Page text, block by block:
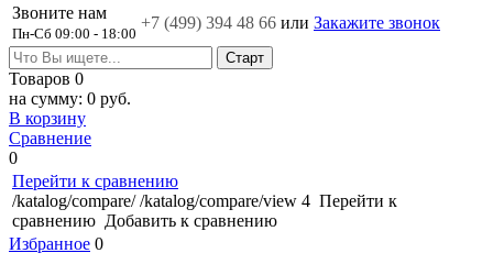
Звоните нам
Пн-Сб 09:00 - 18:00
+7 (499) 394 48 66 или Закажите звонок
Товаров 0
на сумму: 0 руб.
В корзину
Сравнение
0
Перейти к сравнению
/katalog/compare/ /katalog/compare/view 4 Перейти к
сравнению Добавить к сравнению
Избранное 0